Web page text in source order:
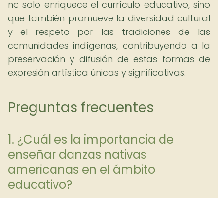
no solo enriquece el currículo educativo, sino
que también promueve la diversidad cultural
y el respeto por las tradiciones de las
comunidades indígenas, contribuyendo a la
preservación y difusión de estas formas de
expresión artística únicas y significativas.
Preguntas frecuentes
1. ¿Cuál es la importancia de
enseñar danzas nativas
americanas en el ámbito
educativo?